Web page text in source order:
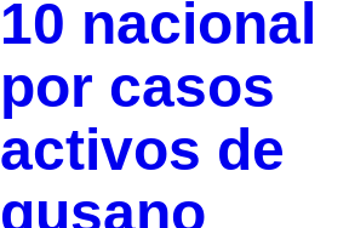
10 nacional
por casos
activos de
gusano